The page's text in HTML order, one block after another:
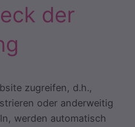
der
zugreifen, d.h.,
oder anderweitig
werden automatisch